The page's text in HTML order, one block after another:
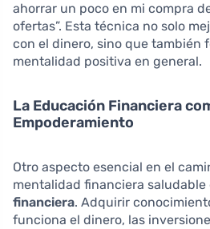
ahorrar un poco en mi compra
ofertas”. Esta técnica no solo
con el dinero, sino que también
mentalidad positiva en general.
La Educación Financiera
Empoderamiento
Otro aspecto esencial en el
mentalidad financiera saludable
financiera. Adquirir
funciona el dinero, las